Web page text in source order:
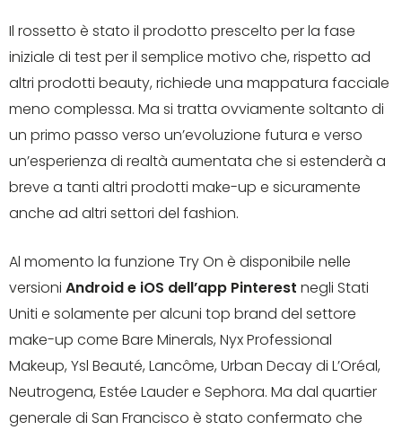
Il rossetto è stato il prodotto prescelto per la fase
iniziale di test per il semplice motivo che, rispetto ad
altri prodotti beauty, richiede una mappatura facciale
meno complessa. Ma si tratta ovviamente soltanto di
un primo passo verso un’evoluzione futura e verso
un’esperienza di realtà aumentata che si estenderà a
breve a tanti altri prodotti make-up e sicuramente
anche ad altri settori del fashion.
Al momento la funzione Try On è disponibile nelle
versioni Android e iOS dell’app Pinterest negli Stati
Uniti e solamente per alcuni top brand del settore
make-up come Bare Minerals, Nyx Professional
Makeup, Ysl Beauté, Lancôme, Urban Decay di L’Oréal,
Neutrogena, Estée Lauder e Sephora. Ma dal quartier
generale di San Francisco è stato confermato che